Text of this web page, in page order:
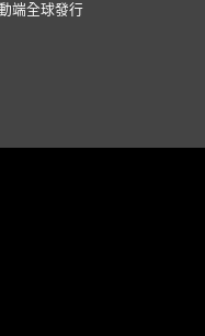
端全球發行